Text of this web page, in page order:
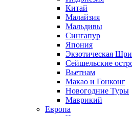
Китай
Малайзия
Мальдивы
Сингапур
Япония
Экзотическая
Сейшельские
Вьетнам
Макао и Гонконг
Новогодние Туры
Маврикий
Европа